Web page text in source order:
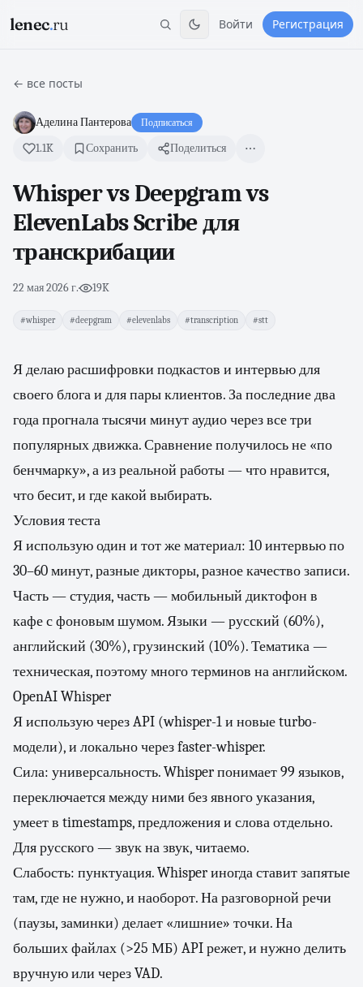
lenec.ru Войти Регистрация
← все посты
Аделина Пантерова Подписаться
1.1K Сохранить Поделиться
Whisper vs Deepgram vs
ElevenLabs Scribe для
транскрибации
22 мая 2026 г.· 19K
#whisper #deepgram #elevenlabs #transcription #stt
Я делаю расшифровки подкастов и интервью для
своего блога и для пары клиентов. За последние два
года прогнала тысячи минут аудио через все три
популярных движка. Сравнение получилось не «по
бенчмарку», а из реальной работы — что нравится,
что бесит, и где какой выбирать.
Условия теста
Я использую один и тот же материал: 10 интервью по
30–60 минут, разные дикторы, разное качество записи.
Часть — студия, часть — мобильный диктофон в
кафе с фоновым шумом. Языки — русский (60%),
английский (30%), грузинский (10%). Тематика —
техническая, поэтому много терминов на английском.
OpenAI Whisper
Я использую через API (whisper-1 и новые turbo-
модели), и локально через faster-whisper.
Сила: универсальность. Whisper понимает 99 языков,
переключается между ними без явного указания,
умеет в timestamps, предложения и слова отдельно.
Для русского — звук на звук, читаемо.
Слабость: пунктуация. Whisper иногда ставит запятые
там, где не нужно, и наоборот. На разговорной речи
(паузы, заминки) делает «лишние» точки. На
больших файлах (>25 МБ) API режет, и нужно делить
вручную или через VAD.